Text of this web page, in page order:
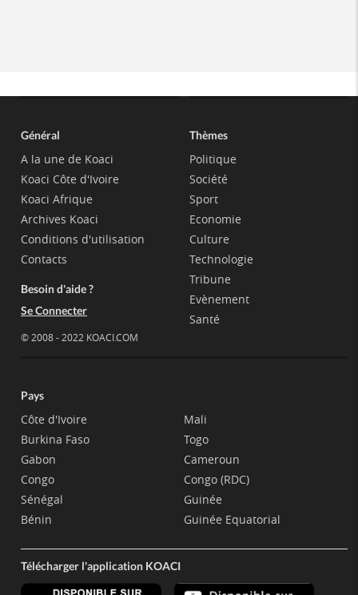
Général
A la une de Koaci
Koaci Côte d'Ivoire
Koaci Afrique
Archives Koaci
Conditions d'utilisation
Contacts
Besoin d'aide ?
Se Connecter
© 2008 - 2022 KOACI.COM
Thèmes
Politique
Société
Sport
Economie
Culture
Technologie
Tribune
Evènement
Santé
Pays
Côte d'Ivoire
Burkina Faso
Gabon
Congo
Sénégal
Bénin
Mali
Togo
Cameroun
Congo (RDC)
Guinée
Guinée Equatorial
Télécharger l'application KOACI